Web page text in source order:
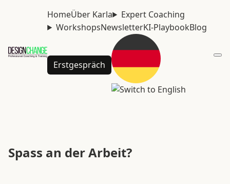
HomeÜber Karla
Expert Coaching
WorkshopsNewsletterKI-PlaybookBlog
Erstgespräch
Spass an der Arbeit?